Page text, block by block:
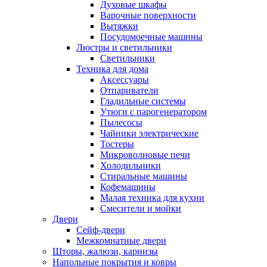
Духовые шкафы
Варочные поверхности
Вытяжки
Посудомоечные машины
Люстры и светильники
Светильники
Техника для дома
Аксессуары
Отпариватели
Гладильные системы
Утюги с парогенератором
Пылесосы
Чайники электрические
Тостеры
Микроволновые печи
Холодильники
Стиральные машины
Кофемашины
Малая техника для кухни
Смесители и мойки
Двери
Сейф-двери
Межкомнатные двери
Шторы, жалюзи, карнизы
Напольные покрытия и ковры